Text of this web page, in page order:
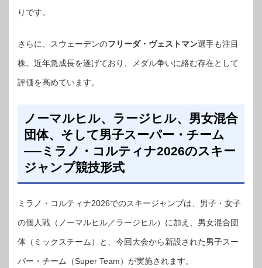
りです。
さらに、スウェーデンのフリーダ・ヴェストマン選手も注目
株。近年急成長を遂げており、メダル争いに絡む存在として
評価を高めています。
ノーマルヒル、ラージヒル、男女混合
団体、そして男子スーパー・チーム
──ミラノ・コルティナ2026のスキー
ジャンプ競技形式
ミラノ・コルティナ2026でのスキージャンプは、男子・女子
の個人戦（ノーマルヒル／ラージヒル）に加え、男女混合団
体（ミックスチーム）と、今回大会から新設された男子スー
パー・チーム（Super Team）が実施されます。